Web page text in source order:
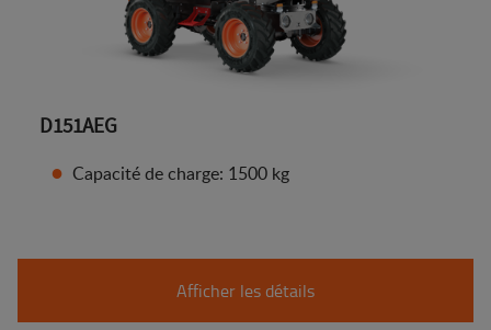
D151AEG
Capacité de charge: 1500 kg
Afficher les détails